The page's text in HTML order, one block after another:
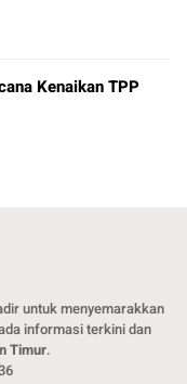
Kenaikan TPP
untuk menyemarakkan
informasi terkini dan
Timur.